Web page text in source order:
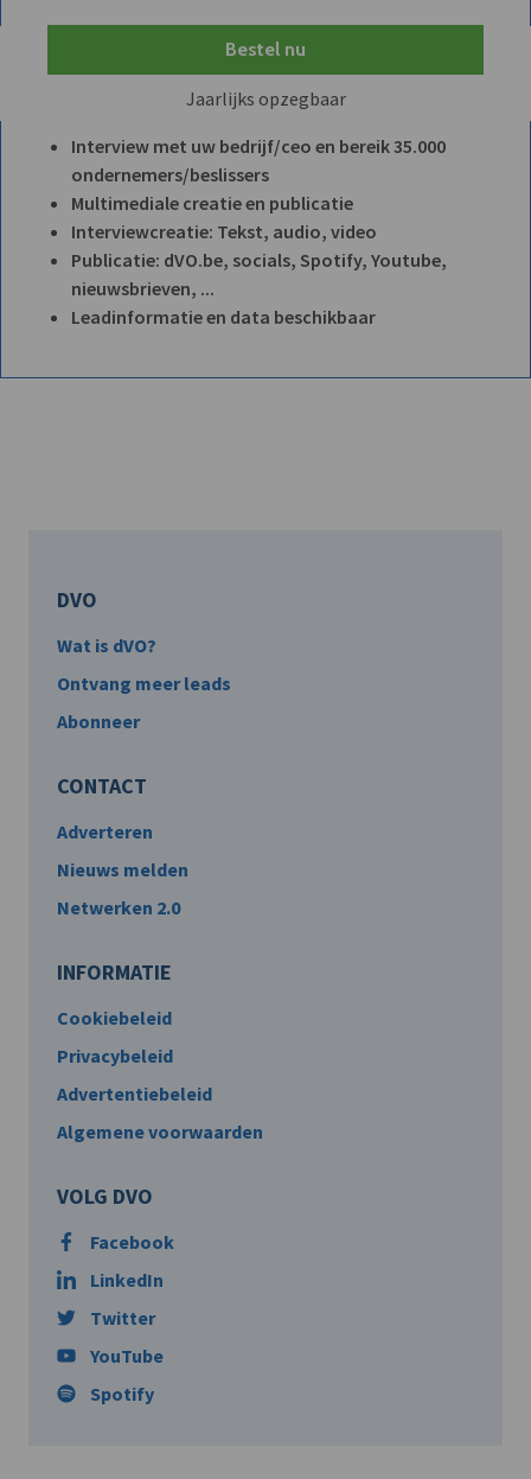
Bestel nu
Jaarlijks opzegbaar
Interview met uw bedrijf/ceo en bereik 35.000
ondernemers/beslissers
Multimediale creatie en publicatie
Interviewcreatie: Tekst, audio, video
Publicatie: dVO.be, socials, Spotify, Youtube,
nieuwsbrieven, ...
Leadinformatie en data beschikbaar
DVO
Wat is dVO?
Ontvang meer leads
Abonneer
CONTACT
Adverteren
Nieuws melden
Netwerken 2.0
INFORMATIE
Cookiebeleid
Privacybeleid
Advertentiebeleid
Algemene voorwaarden
VOLG DVO
Facebook
LinkedIn
Twitter
YouTube
Spotify